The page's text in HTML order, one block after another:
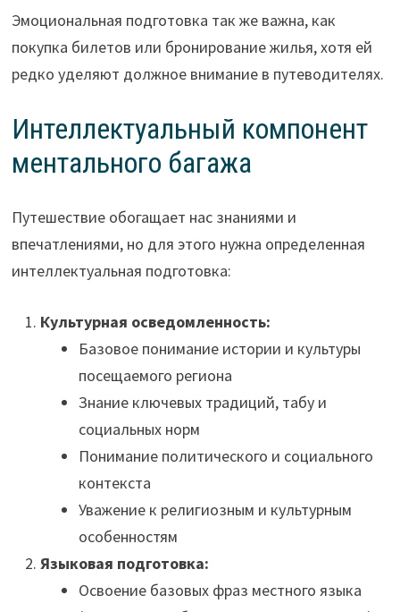
Эмоциональная подготовка так же важна, как
покупка билетов или бронирование жилья, хотя ей
редко уделяют должное внимание в путеводителях.
Интеллектуальный компонент
ментального багажа
Путешествие обогащает нас знаниями и
впечатлениями, но для этого нужна определенная
интеллектуальная подготовка:
Культурная осведомленность:
Базовое понимание истории и культуры
посещаемого региона
Знание ключевых традиций, табу и
социальных норм
Понимание политического и социального
контекста
Уважение к религиозным и культурным
особенностям
Языковая подготовка:
Освоение базовых фраз местного языка